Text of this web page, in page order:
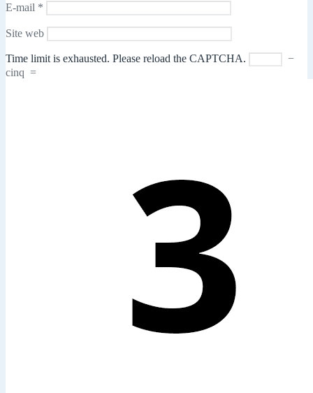
E-mail *
Site web
Time limit is exhausted. Please reload the CAPTCHA.
−
cinq =